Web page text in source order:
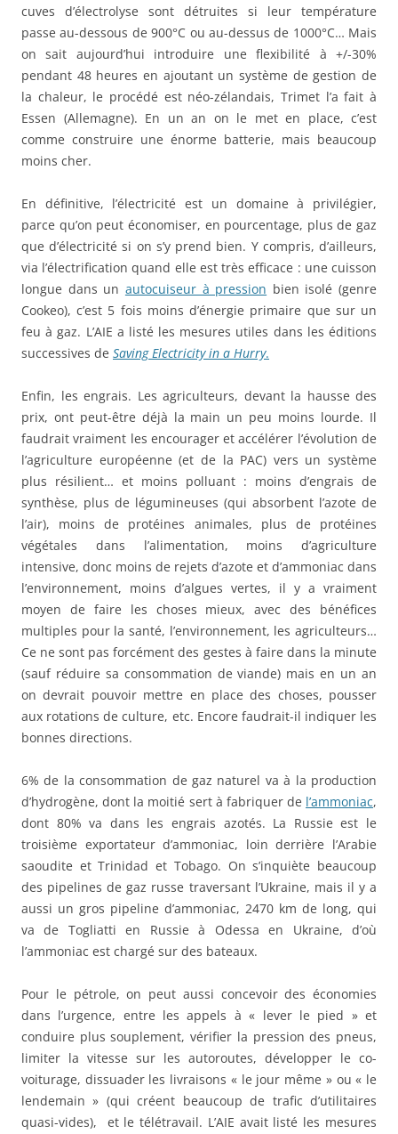
cuves d’électrolyse sont détruites si leur température
passe au-dessous de 900°C ou au-dessus de 1000°C… Mais
on sait aujourd’hui introduire une flexibilité à +/-30%
pendant 48 heures en ajoutant un système de gestion de
la chaleur, le procédé est néo-zélandais, Trimet l’a fait à
Essen (Allemagne). En un an on le met en place, c’est
comme construire une énorme batterie, mais beaucoup
moins cher.
En définitive, l’électricité est un domaine à privilégier,
parce qu’on peut économiser, en pourcentage, plus de gaz
que d’électricité si on s’y prend bien. Y compris, d’ailleurs,
via l’électrification quand elle est très efficace : une cuisson
longue dans un autocuiseur à pression bien isolé (genre
Cookeo), c’est 5 fois moins d’énergie primaire que sur un
feu à gaz. L’AIE a listé les mesures utiles dans les éditions
successives de Saving Electricity in a Hurry.
Enfin, les engrais. Les agriculteurs, devant la hausse des
prix, ont peut-être déjà la main un peu moins lourde. Il
faudrait vraiment les encourager et accélérer l’évolution de
l’agriculture européenne (et de la PAC) vers un système
plus résilient… et moins polluant : moins d’engrais de
synthèse, plus de légumineuses (qui absorbent l’azote de
l’air), moins de protéines animales, plus de protéines
végétales dans l’alimentation, moins d’agriculture
intensive, donc moins de rejets d’azote et d’ammoniac dans
l’environnement, moins d’algues vertes, il y a vraiment
moyen de faire les choses mieux, avec des bénéfices
multiples pour la santé, l’environnement, les agriculteurs…
Ce ne sont pas forcément des gestes à faire dans la minute
(sauf réduire sa consommation de viande) mais en un an
on devrait pouvoir mettre en place des choses, pousser
aux rotations de culture, etc. Encore faudrait-il indiquer les
bonnes directions.
6% de la consommation de gaz naturel va à la production
d’hydrogène, dont la moitié sert à fabriquer de l’ammoniac,
dont 80% va dans les engrais azotés. La Russie est le
troisième exportateur d’ammoniac, loin derrière l’Arabie
saoudite et Trinidad et Tobago. On s’inquiète beaucoup
des pipelines de gaz russe traversant l’Ukraine, mais il y a
aussi un gros pipeline d’ammoniac, 2470 km de long, qui
va de Togliatti en Russie à Odessa en Ukraine, d’où
l’ammoniac est chargé sur des bateaux.
Pour le pétrole, on peut aussi concevoir des économies
dans l’urgence, entre les appels à « lever le pied » et
conduire plus souplement, vérifier la pression des pneus,
limiter la vitesse sur les autoroutes, développer le co-
voiturage, dissuader les livraisons « le jour même » ou « le
lendemain » (qui créent beaucoup de trafic d’utilitaires
quasi-vides), et le télétravail. L’AIE avait listé les mesures